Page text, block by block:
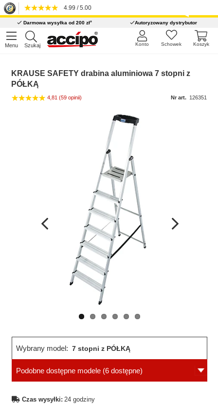
4.99 / 5.00
Darmowa wysyłka od 200 zł* Autoryzowany dystrybutor
Menu Szukaj Koszyk
Schowek
Konto
KRAUSE SAFETY drabina aluminiowa 7 stopni z
PÓŁKĄ
4,81 (59 opinii) Nr art. 126351
Wybrany model: 7 stopni z PÓŁKĄ
Podobne dostępne modele (6 dostępne)
Czas wysyłki: 24 godziny